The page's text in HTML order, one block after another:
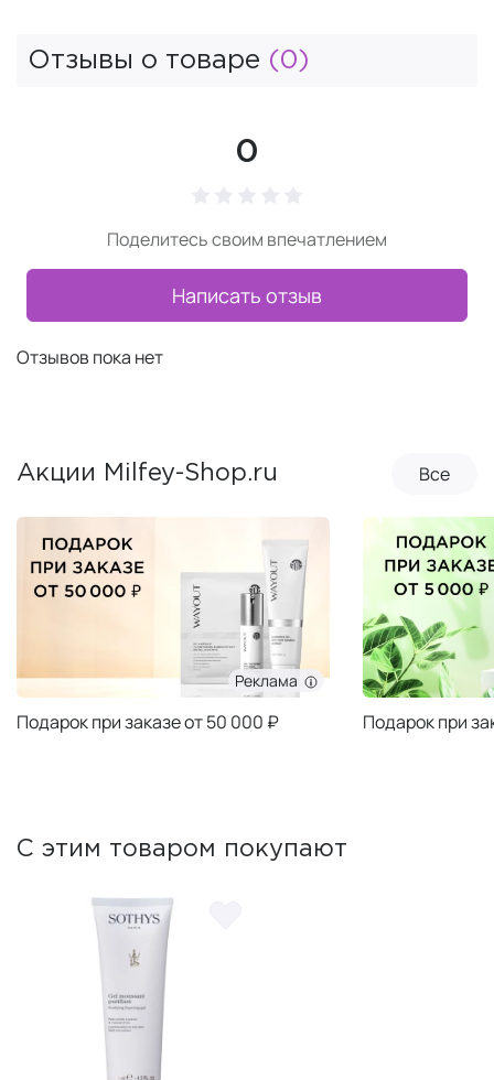
Отзывы о товаре (0)
0
Поделитесь своим впечатлением
Написать отзыв
Отзывов пока нет
Акции Milfey-Shop.ru Все
Реклама
Подарок при заказе от 50 000 ₽ Подарок при
С этим товаром покупают